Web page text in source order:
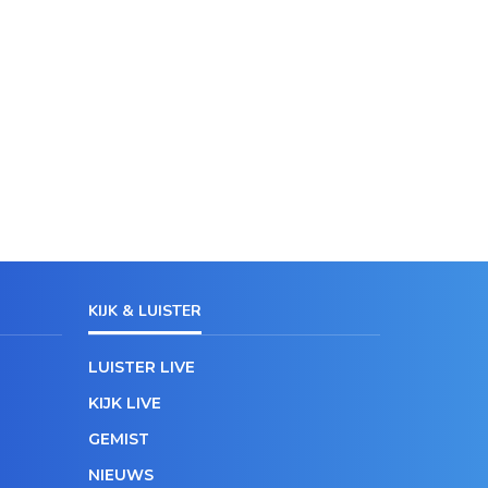
KIJK & LUISTER
LUISTER LIVE
KIJK LIVE
GEMIST
NIEUWS